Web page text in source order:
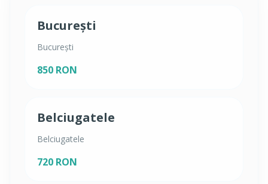
București
București
850 RON
Belciugatele
Belciugatele
720 RON